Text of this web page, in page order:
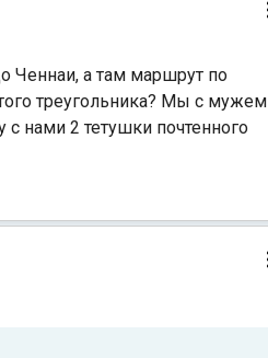
Ченнаи, а там маршрут по
треугольника? Мы с мужем
нами 2 тетушки почтенного